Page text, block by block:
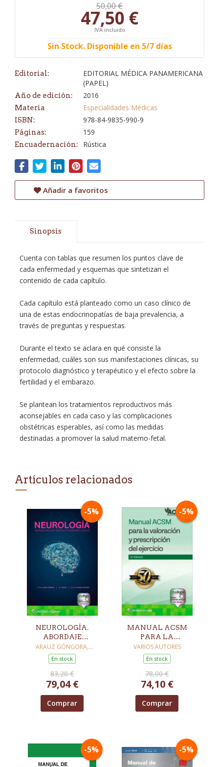
50,00 €
47,50 €
IVA incluido
Sin Stock. Disponible en 5/7 días
Editorial:
EDITORIAL MÉDICA PANAMERICANA
(PAPEL)
Año de edición: 2016
Materia Especialidades Médicas
ISBN: 978-84-9835-990-9
Páginas: 159
Encuadernación: Rústica
Añadir a favoritos
Sinopsis
Cuenta con tablas que resumen los puntos clave de
cada enfermedad y esquemas que sintetizan el
contenido de cada capítulo.
Cada capítulo está planteado como un caso clínico de
una de estas endocrinopatías de baja prevalencia, a
través de preguntas y respuestas.
Durante el texto se aclara en qué consiste la
enfermedad, cuáles son sus manifestaciones clínicas, su
protocolo diagnóstico y terapéutico y el efecto sobre la
fertilidad y el embarazo.
Se plantean los tratamientos reproductivos más
aconsejables en cada caso y las complicaciones
obstétricas esperables, así como las medidas
destinadas a promover la salud materno-fetal.
Artículos relacionados
-5%
NEUROLOGÍA.
ABORDAJE
PRÁCTICO BASADO
EN SÍNDROMES
CLÍNICOS
ARAUZ GÓNGORA,
ANTONIO
En stock
83,20 €
79,04 €
Comprar
-5%
MANUAL ACSM
PARA LA
VALORACIÓN Y
PRESCRIPCIÓN DEL
EJERCICIO. 5ª ED.
VARIOS AUTORES
En stock
78,00 €
74,10 €
Comprar
-5% -5%